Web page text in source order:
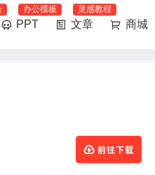
PPT
办公模板
文章
灵感教程
商城
前往下载